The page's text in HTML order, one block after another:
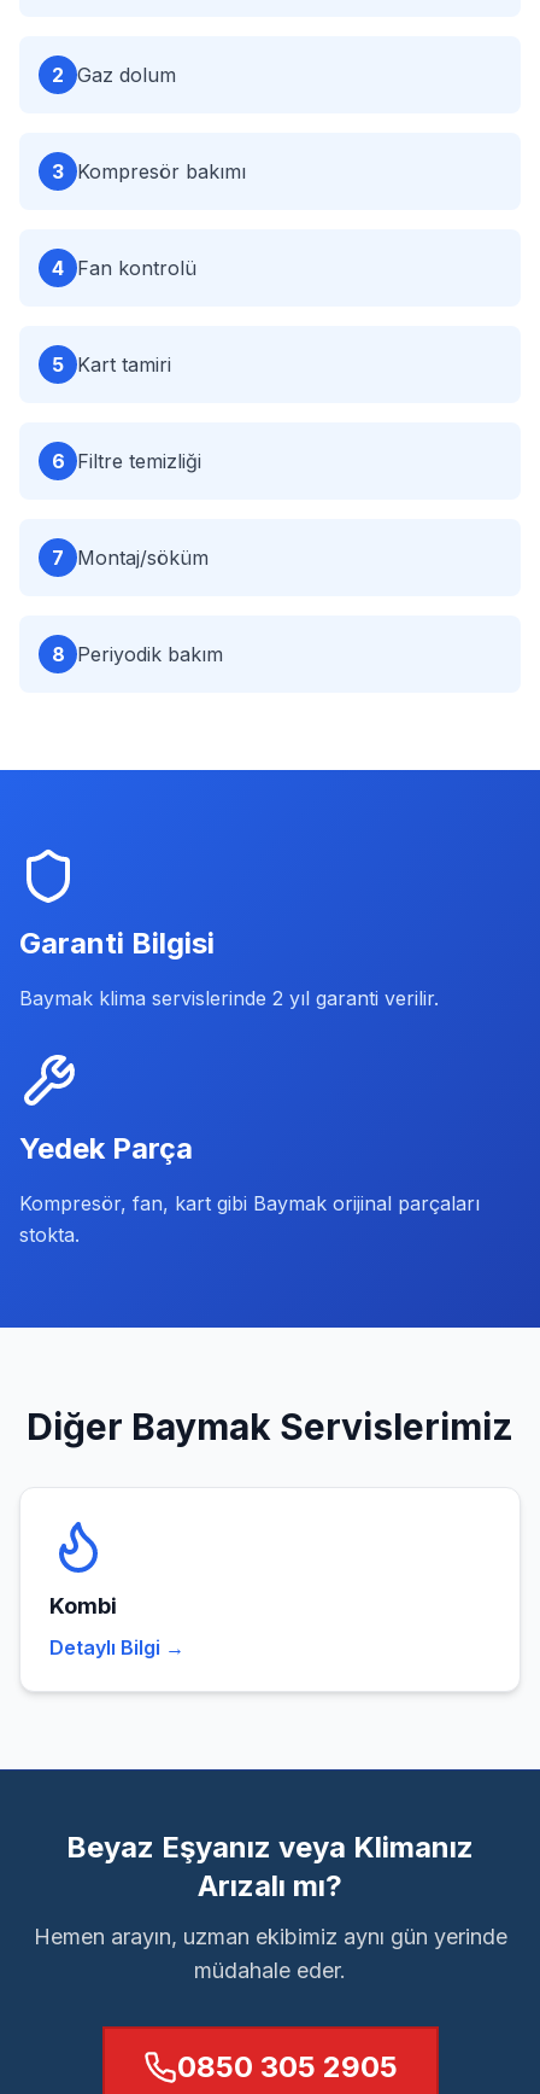
2 Gaz dolum
3 Kompresör bakımı
4 Fan kontrolü
5 Kart tamiri
6 Filtre temizliği
7 Montaj/söküm
8 Periyodik bakım
Garanti Bilgisi
Baymak klima servislerinde 2 yıl garanti verilir.
Yedek Parça
Kompresör, fan, kart gibi Baymak orijinal parçaları
stokta.
Diğer Baymak Servislerimiz
Kombi
Detaylı Bilgi →
Beyaz Eşyanız veya Klimanız
Arızalı mı?
Hemen arayın, uzman ekibimiz aynı gün yerinde
müdahale eder.
0850 305 2905